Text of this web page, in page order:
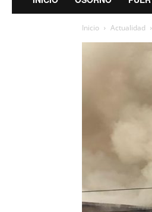
Inicio Actualidad